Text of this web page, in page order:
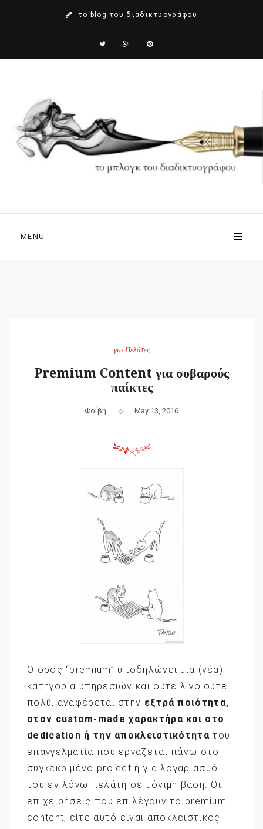
το blog του διαδικτυογράφου
MENU
για Πελάτες
Premium Content για σοβαρούς
παίκτες
Φοίβη May 13, 2016
Ο όρος “premium” υποδηλώνει μια (νέα)
κατηγορία υπηρεσιών και ούτε λίγο ούτε
πολύ, αναφέρεται στην εξτρά ποιότητα,
στον custom-made χαρακτήρα και στο
dedication ή την αποκλειστικότητατου
επαγγελματία που εργάζεται πάνω στο
συγκεκριμένο project ή για λογαριασμό
του εν λόγω πελάτη σε μόνιμη βάση. Οι
επιχειρήσεις που επιλέγουν το premium
content, είτε αυτό είναι αποκλειστικός